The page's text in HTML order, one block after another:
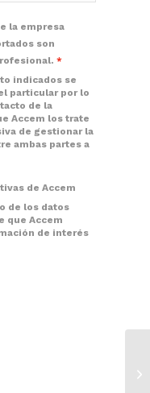
la empresa
son
indicados se
particular por lo
de la
Accem los trate
de gestionar la
ambas partes a
de Accem
de los datos
que Accem
de interés